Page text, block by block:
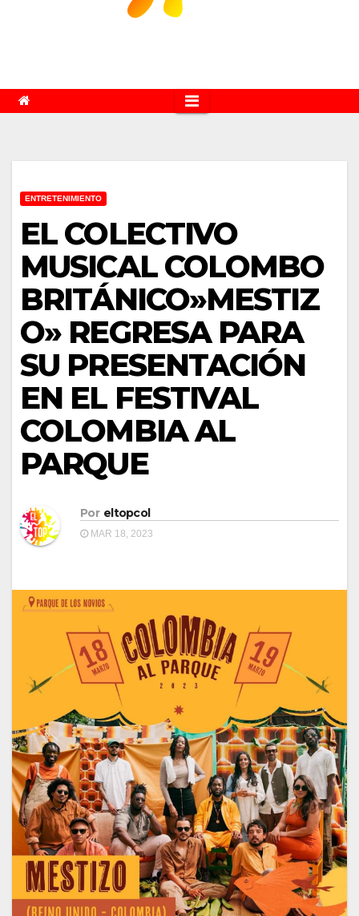
ENTRETENIMIENTO
EL COLECTIVO
MUSICAL COLOMBO
BRITÁNICO»MESTIZ
O» REGRESA PARA
SU PRESENTACIÓN
EN EL FESTIVAL
COLOMBIA AL
PARQUE
Por eltopcol
MAR 18, 2023